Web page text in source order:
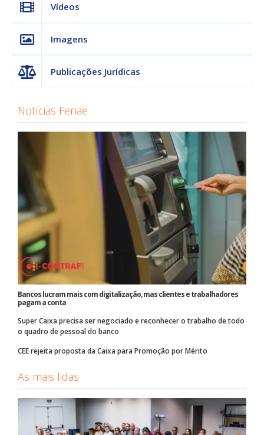
Vídeos
Imagens
Publicações Jurídicas
Notícias Fenae
Bancos lucram mais com digitalização, mas clientes e trabalhadores
pagam a conta
Super Caixa precisa ser negociado e reconhecer o trabalho de todo
o quadro de pessoal do banco
CEE rejeita proposta da Caixa para Promoção por Mérito
As mais lidas